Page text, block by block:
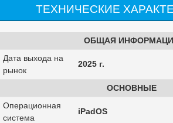
ТЕХНИЧЕСКИЕ
ОБЩАЯ
Дата выхода на
рынок
2025 г.
ОСНОВНЫЕ
Операционная
система
iPadOS